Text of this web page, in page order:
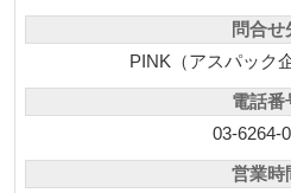
問合せ
PINK（アスパック
電話番
03-6264-
営業時